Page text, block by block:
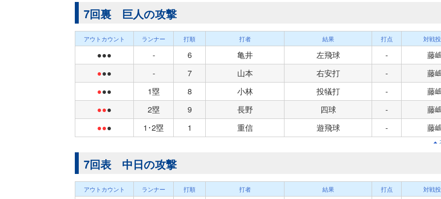
7回裏 巨人の攻撃
アウトカウント ランナー 打順 打者 結果 打点 対戦
●●● - 6 亀井 左飛球 -
藤
●●● - 7 山本 右安打 -
藤
●●● 1塁 8 小林 投犠打 -
藤
●●● 2塁 9 長野 四球 -
藤
●●● 1･2塁 1 重信 遊飛球 - 藤
7回表 中日の攻撃
アウトカウント ランナー 打順 打者 結果 打点 対戦